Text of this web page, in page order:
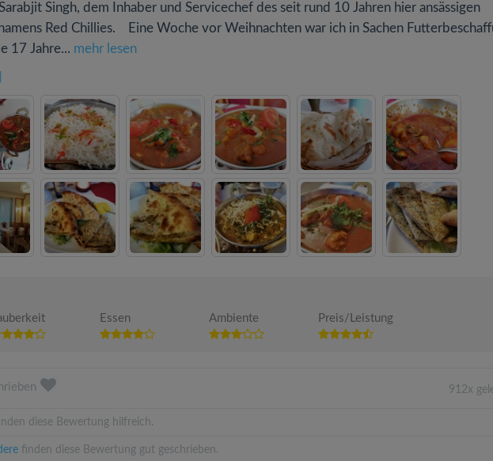
Singh, dem Inhaber und Servicechef des seit rund 10 Jahren hier ansässigen
Red Chillies. Eine Woche vor Weihnachten war ich in Sachen
17 Jahre... mehr lesen
Essen Ambiente Preis/Leistung
912x
diese Bewertung hilfreich.
finden diese Bewertung gut geschrieben.